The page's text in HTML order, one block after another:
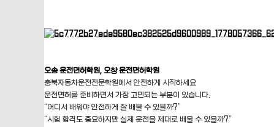
오송 운전면허학원, 오창 운전면허학원
충북자동차운전전문학원에서 안전하게 시작하세요
운전면허를 준비하면서 가장 고민되는 부분이 있습니다.
“어디서 배워야 안전하게 잘 배울 수 있을까?”
“시험 합격도 중요하지만 실제 운전을 제대로 배울 수 있을까?”